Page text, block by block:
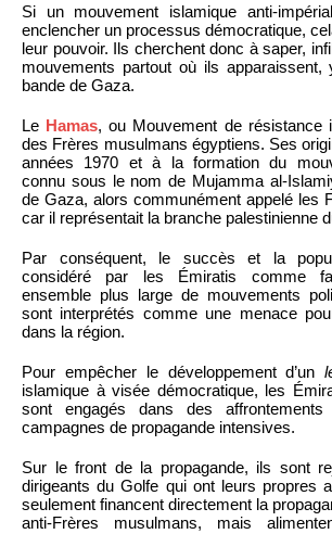
Si un mouvement islamique anti-
enclencher un processus démocratique,
leur pouvoir. Ils cherchent donc à saper,
mouvements partout où ils
bande de Gaza.
Le Hamas, ou Mouvement de résistance
des Frères musulmans égyptiens. Ses
années 1970 et à la formation du
connu sous le nom de Mujamma al-
de Gaza, alors communément appelé les
car il représentait la branche palestinienne
Par conséquent, le succès et la
considéré par les Émiratis comme
ensemble plus large de mouvements
sont interprétés comme une menace
dans la région.
Pour empêcher le développement d’un
islamique à visée démocratique, les
sont engagés dans des
campagnes de propagande intensives.
Sur le front de la propagande, ils sont
dirigeants du Golfe qui ont leurs propres
seulement financent directement la
anti-Frères musulmans, mais